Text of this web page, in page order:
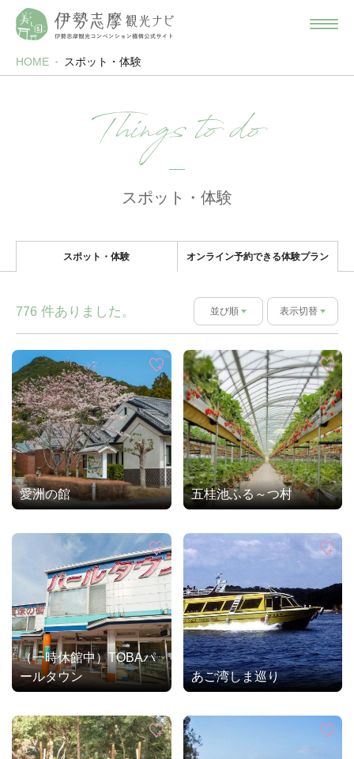
HOME スポット・体験
Things to do
スポット・体験
スポット・体験 オンライン予約できる体験プラン
776 件ありました。 並び順 表示切替
愛洲の館 五桂池ふる～つ村
（一時休館中）TOBAパ
ールタウン
あご湾しま巡り